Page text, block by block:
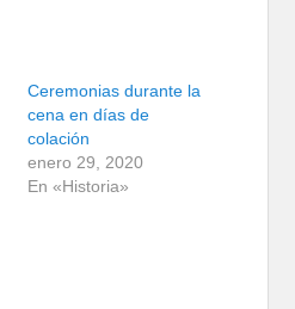
Ceremonias durante la
cena en días de
colación
enero 29, 2020
En «Historia»